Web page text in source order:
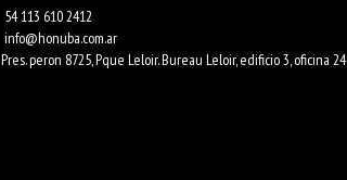
54 113 610 2412
info@honuba.com.ar
Pres. peron 8725, Pque Leloir. Bureau Leloir, edificio 3, oficina 24